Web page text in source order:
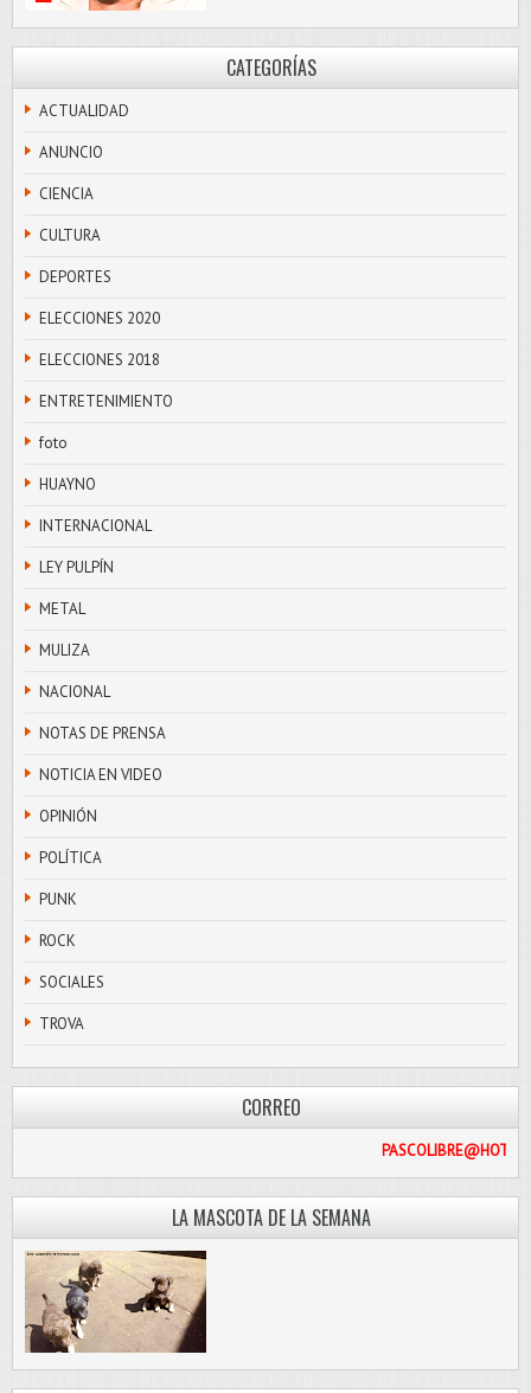
CATEGORÍAS
ACTUALIDAD
ANUNCIO
CIENCIA
CULTURA
DEPORTES
ELECCIONES 2020
ELECCIONES 2018
ENTRETENIMIENTO
foto
HUAYNO
INTERNACIONAL
LEY PULPÍN
METAL
MULIZA
NACIONAL
NOTAS DE PRENSA
NOTICIA EN VIDEO
OPINIÓN
POLÍTICA
PUNK
ROCK
SOCIALES
TROVA
CORREO
LA MASCOTA DE LA SEMANA